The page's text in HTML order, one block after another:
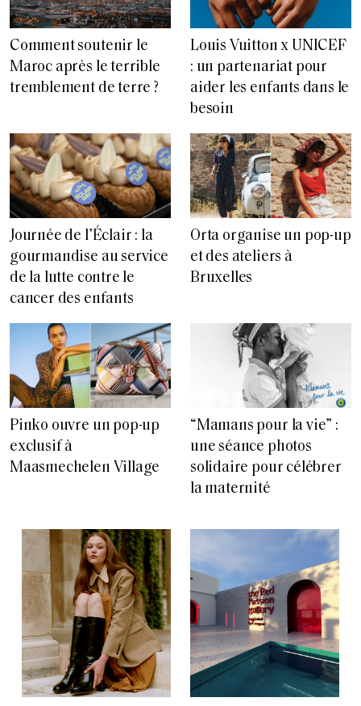
Comment soutenir le
Maroc après le terrible
tremblement de terre ?
Louis Vuitton x UNICEF
: un partenariat pour
aider les enfants dans le
besoin
Journée de l’Éclair : la
gourmandise au service
de la lutte contre le
cancer des enfants
Orta organise un pop-up
et des ateliers à
Bruxelles
Pinko ouvre un pop-up
exclusif à
Maasmechelen Village
“Mamans pour la vie” :
une séance photos
solidaire pour célébrer
la maternité